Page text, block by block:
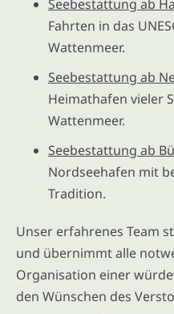
Seebestattung ab
Fahrten in das
Wattenmeer.
Seebestattung ab
Heimathafen vieler
Wattenmeer.
Seebestattung ab
Nordseehafen mit
Tradition.
Unser erfahrenes Team
und übernimmt alle
Organisation einer
den Wünschen des